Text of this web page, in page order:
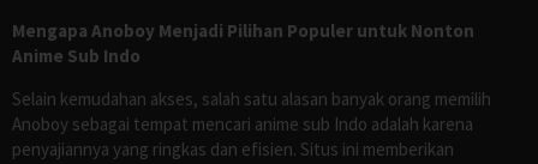
Mengapa Anoboy Menjadi Pilihan Populer untuk Nonton
Anime Sub Indo
Selain kemudahan akses, salah satu alasan banyak orang memilih
Anoboy sebagai tempat mencari anime sub Indo adalah karena
penyajiannya yang ringkas dan efisien. Situs ini memberikan